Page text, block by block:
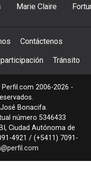
Marie Claire
Contáctenos
Tránsito
Perfil.com 2006-2026 -
Bonacifa.
número 5346433
, Ciudad Autónoma de
4921 / (+5411) 7091-